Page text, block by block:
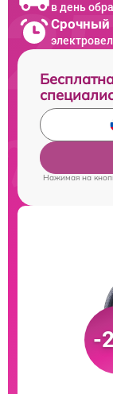
в день
Срочный
Нажимая на
-